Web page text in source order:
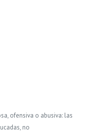
ofensiva o abusiva: las
no